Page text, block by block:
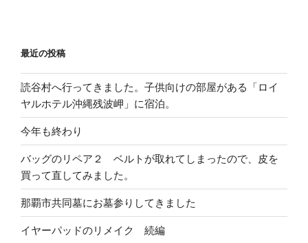
最近の投稿
読谷村へ行ってきました。子供向けの部屋がある「ロイ
ヤルホテル沖縄残波岬」に宿泊。
今年も終わり
バッグのリペア２ ベルトが取れてしまったので、皮を
買って直してみました。
那覇市共同墓にお墓参りしてきました
イヤーパッドのリメイク 続編